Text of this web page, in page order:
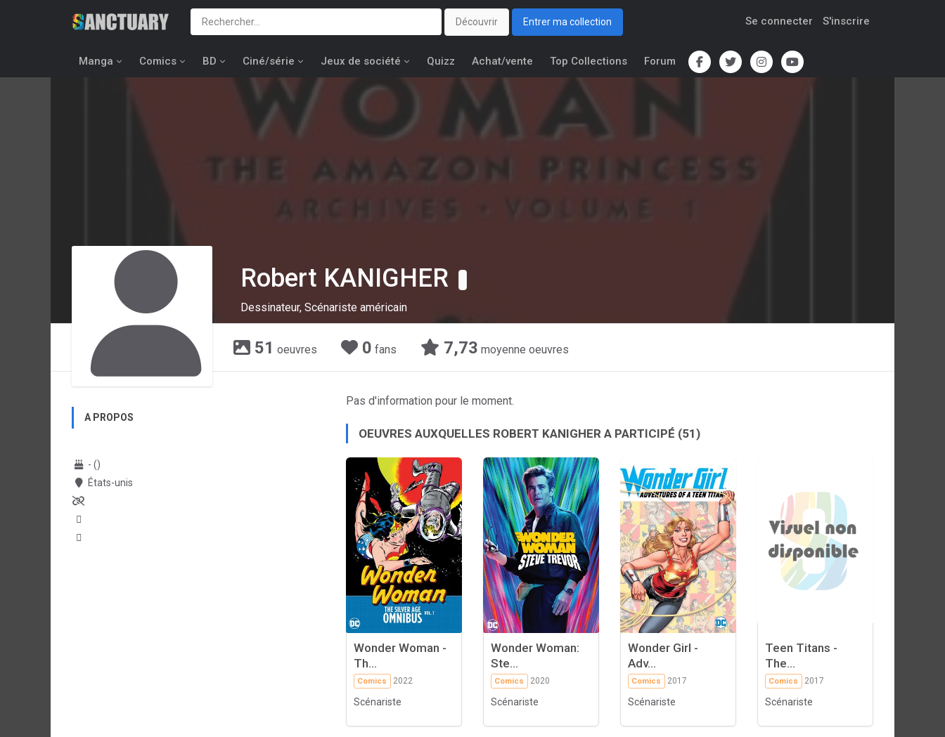
Découvrir Entrer ma collection Se connecter S'inscrire
Manga Comics BD Ciné/série Jeux de société Quizz Achat/vente Top Collections Forum
Robert KANIGHER
Dessinateur, Scénariste américain
51 oeuvres 0 fans 7,73 moyenne oeuvres
A PROPOS
- ()
États-unis
Pas d'information pour le moment.
OEUVRES AUXQUELLES ROBERT KANIGHER A PARTICIPÉ (51)
Wonder Woman -
Th...
Comics 2022
Scénariste
Wonder Woman:
Ste...
Comics 2020
Scénariste
Wonder Girl -
Adv...
Comics 2017
Scénariste
Teen Titans -
The...
Comics 2017
Scénariste